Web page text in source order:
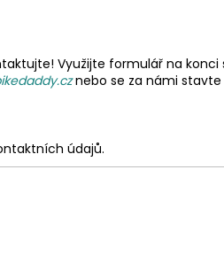
Využijte formulář na konci
nebo se za námi stavte
údajů.